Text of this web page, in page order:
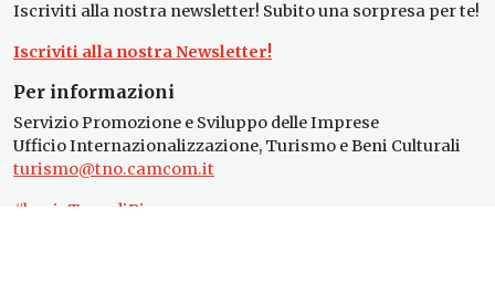
Iscriviti alla nostra newsletter! Subito una sorpresa per te!
Iscriviti alla nostra Newsletter!
Per informazioni
Servizio Promozione e Sviluppo delle Imprese
Ufficio Internazionalizzazione, Turismo e Beni Culturali
turismo@tno.camcom.it
#lemieTerrediPisa